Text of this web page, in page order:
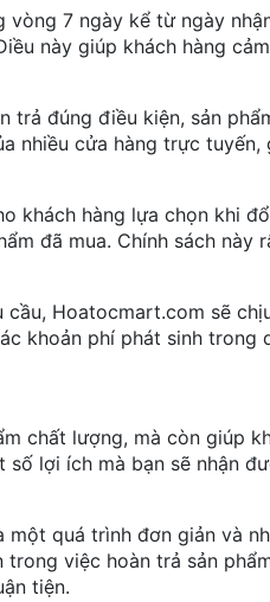
7 ngày kể từ ngày
này giúp khách hàng
trả đúng điều kiện, sản
nhiều cửa hàng trực tuyến,
khách hàng lựa chọn khi
đã mua. Chính sách này
Hoatocmart.com sẽ
khoản phí phát sinh trong
chất lượng, mà còn giúp
lợi ích mà bạn sẽ nhận
quá trình đơn giản và
việc hoàn trả sản
tiện.